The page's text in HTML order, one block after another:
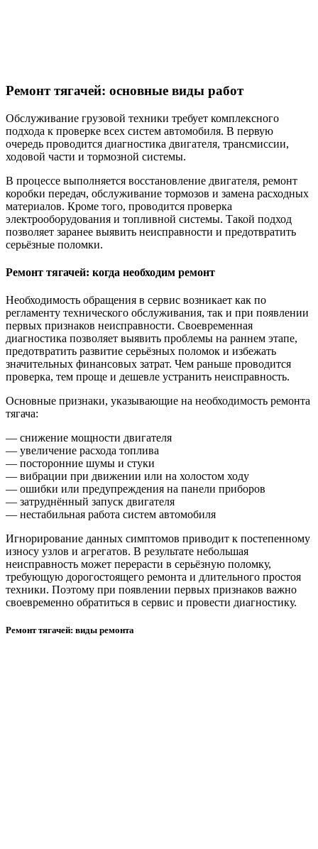
Ремонт тягачей: основные виды работ
Обслуживание грузовой техники требует комплексного
подхода к проверке всех систем автомобиля. В первую
очередь проводится диагностика двигателя, трансмиссии,
ходовой части и тормозной системы.
В процессе выполняется восстановление двигателя, ремонт
коробки передач, обслуживание тормозов и замена расходных
материалов. Кроме того, проводится проверка
электрооборудования и топливной системы. Такой подход
позволяет заранее выявить неисправности и предотвратить
серьёзные поломки.
Ремонт тягачей: когда необходим ремонт
Необходимость обращения в сервис возникает как по
регламенту технического обслуживания, так и при появлении
первых признаков неисправности. Своевременная
диагностика позволяет выявить проблемы на раннем этапе,
предотвратить развитие серьёзных поломок и избежать
значительных финансовых затрат. Чем раньше проводится
проверка, тем проще и дешевле устранить неисправность.
Основные признаки, указывающие на необходимость ремонта
тягача:
— снижение мощности двигателя
— увеличение расхода топлива
— посторонние шумы и стуки
— вибрации при движении или на холостом ходу
— ошибки или предупреждения на панели приборов
— затруднённый запуск двигателя
— нестабильная работа систем автомобиля
Игнорирование данных симптомов приводит к постепенному
износу узлов и агрегатов. В результате небольшая
неисправность может перерасти в серьёзную поломку,
требующую дорогостоящего ремонта и длительного простоя
техники. Поэтому при появлении первых признаков важно
своевременно обратиться в сервис и провести диагностику.
Ремонт тягачей: виды ремонта